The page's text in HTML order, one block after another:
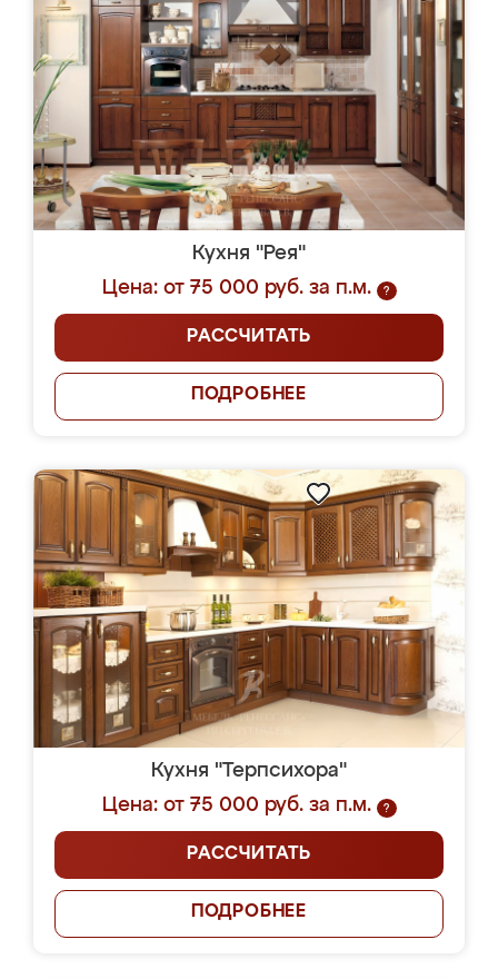
Кухня "Рея"
Цена: от 75 000 руб. за п.м.
?
РАССЧИТАТЬ
ПОДРОБНЕЕ
Кухня "Терпсихора"
Цена: от 75 000 руб. за п.м.
?
РАССЧИТАТЬ
ПОДРОБНЕЕ